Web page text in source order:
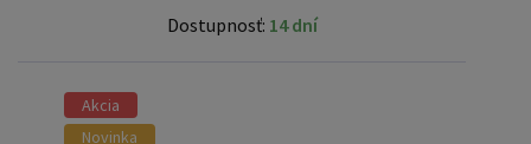
Dostupnosť: 14 dní
Akcia
Novinka